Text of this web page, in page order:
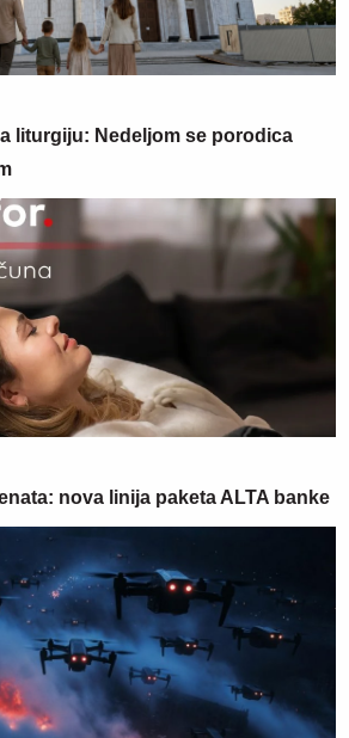
liturgiju: Nedeljom se porodica
nova linija paketa ALTA banke